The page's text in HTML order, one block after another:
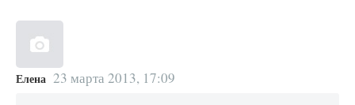
Елена 23 марта 2013, 17:09